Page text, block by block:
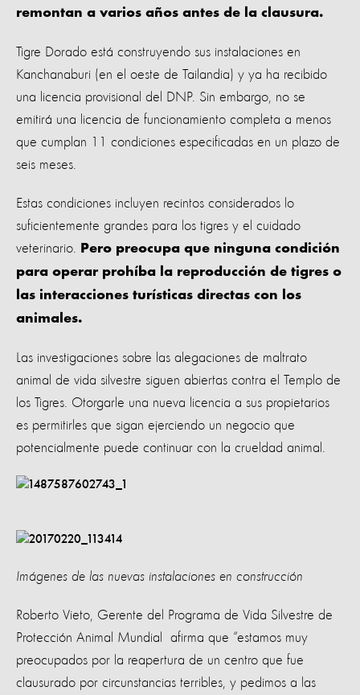
remontan a varios años antes de la clausura.
Tigre Dorado está construyendo sus instalaciones en
Kanchanaburi (en el oeste de Tailandia) y ya ha recibido
una licencia provisional del DNP. Sin embargo, no se
emitirá una licencia de funcionamiento completa a menos
que cumplan 11 condiciones especificadas en un plazo de
seis meses.
Estas condiciones incluyen recintos considerados lo
suficientemente grandes para los tigres y el cuidado
veterinario.
Pero preocupa que ninguna condición
para operar prohíba la reproducción de tigres o
las interacciones turísticas directas con los
animales.
Las investigaciones sobre las alegaciones de maltrato
animal de vida silvestre siguen abiertas contra el Templo de
los Tigres. Otorgarle una nueva licencia a sus propietarios
es permitirles que sigan ejerciendo un negocio que
potencialmente puede continuar con la crueldad animal.
Imágenes de las nuevas instalaciones en construcción
Roberto Vieto, Gerente del Programa de Vida Silvestre de
Protección Animal Mundial afirma que “estamos muy
preocupados por la reapertura de un centro que fue
clausurado por circunstancias terribles, y pedimos a las